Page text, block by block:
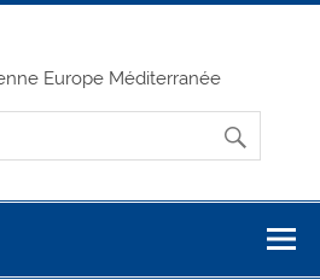
Europe Méditerranée